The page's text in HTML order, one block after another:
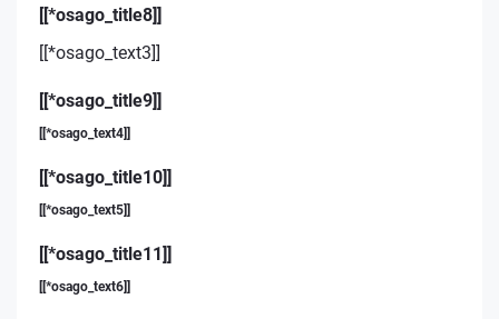
[[*osago_title8]]
[[*osago_text3]]
[[*osago_title9]]
[[*osago_text4]]
[[*osago_title10]]
[[*osago_text5]]
[[*osago_title11]]
[[*osago_text6]]